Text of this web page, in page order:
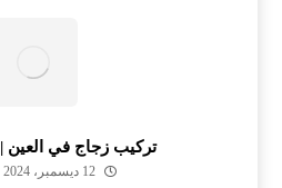
تركيب زجاج في العين |0564421019
12 ديسمبر، 2024